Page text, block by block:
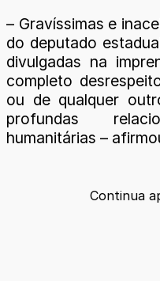
– Gravíssimas e
do deputado
divulgadas na
completo
ou de qualquer
profundas
humanitárias –
Continua